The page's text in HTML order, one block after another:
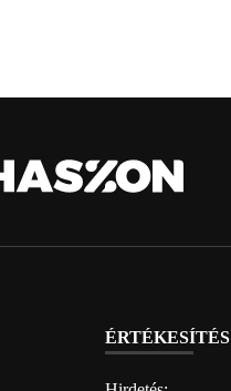
ÉRTÉKESÍTÉS